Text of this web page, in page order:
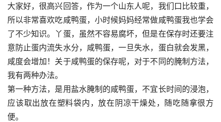
大家好，很高兴回答，作为一个山东人呢，我们口比较重，
所以非常喜欢吃咸鸭蛋，小时候妈妈经常做咸鸭蛋我也学会
了不少知识。丫蛋，虽然不容易腐坏，但是在保存时还要注
意防止蛋内流失水分，咸鸭蛋，一旦失水，蛋白就会发黑，
咸度会增加！关于咸鸭蛋的保存呢，对于不同的腌制方法，
我有两种办法。
第一种方法，是用盐水腌制的咸鸭蛋，不宜长时间的浸泡，
应该取出放在塑料袋内，放在阴凉干燥处，随吃随拿很方
便。